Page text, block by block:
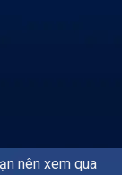
nên xem qua